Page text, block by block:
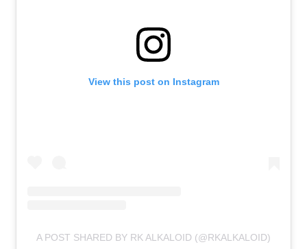
View this post on Instagram
A POST SHARED BY RK ALKALOID (@RKALKALOID)